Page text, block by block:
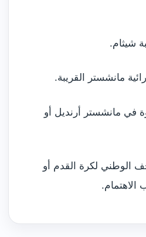
شيثام.
مانشستر القريبة.
في مانشستر أرنديل أو
الوطني لكرة القدم أو
الاهتمام.